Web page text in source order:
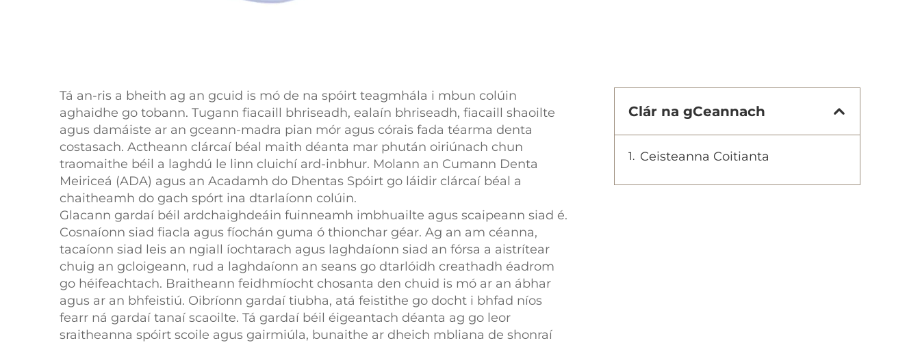
Tá an-ris a bheith ag an gcuid is mó de na spóirt teagmhála i mbun colúin
aghaidhe go tobann. Tugann fiacaill bhriseadh, ealaín bhriseadh, fiacaill shaoilte
agus damáiste ar an gceann-madra pian mór agus córais fada téarma denta
costasach. Actheann clárcaí béal maith déanta mar phután oiriúnach chun
traomaithe béil a laghdú le linn cluichí ard-inbhur. Molann an Cumann Denta
Meiriceá (ADA) agus an Acadamh do Dhentas Spóirt go láidir clárcaí béal a
chaitheamh do gach spórt ina dtarlaíonn colúin.
Glacann gardaí béil ardchaighdeáin fuinneamh imbhuailte agus scaipeann siad é.
Cosnaíonn siad fiacla agus fíochán guma ó thionchar géar. Ag an am céanna,
tacaíonn siad leis an ngiall íochtarach agus laghdaíonn siad an fórsa a aistrítear
chuig an gcloigeann, rud a laghdaíonn an seans go dtarlóidh creathadh éadrom
go héifeachtach. Braitheann feidhmíocht chosanta den chuid is mó ar an ábhar
agus ar an bhfeistiú. Oibríonn gardaí tiubha, atá feistithe go docht i bhfad níos
fearr ná gardaí tanaí scaoilte. Tá gardaí béil éigeantach déanta ag go leor
sraitheanna spóirt scoile agus gairmiúla, bunaithe ar dheich mbliana de shonraí
Clár na gCeannach
Ceisteanna Coitianta